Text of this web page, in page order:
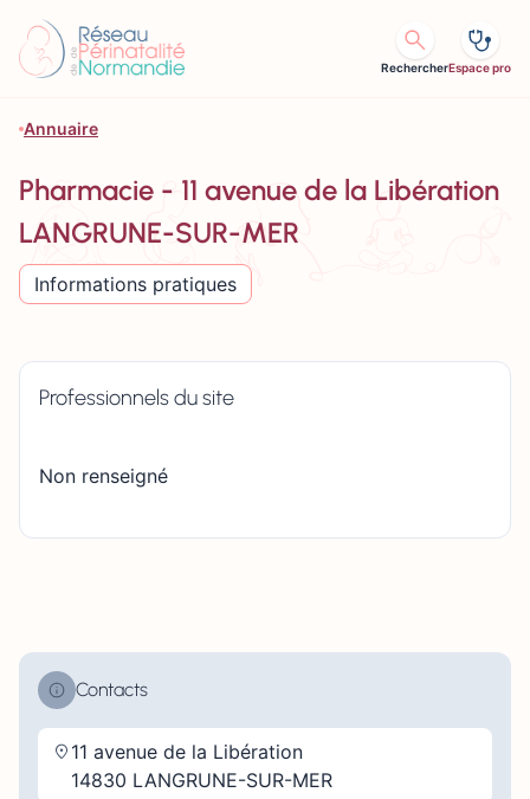
RechercherEspace pro
Annuaire
Pharmacie - 11 avenue de la Libération
LANGRUNE-SUR-MER
Informations pratiques
Professionnels du site
Non renseigné
Contacts
11 avenue de la Libération
14830 LANGRUNE-SUR-MER